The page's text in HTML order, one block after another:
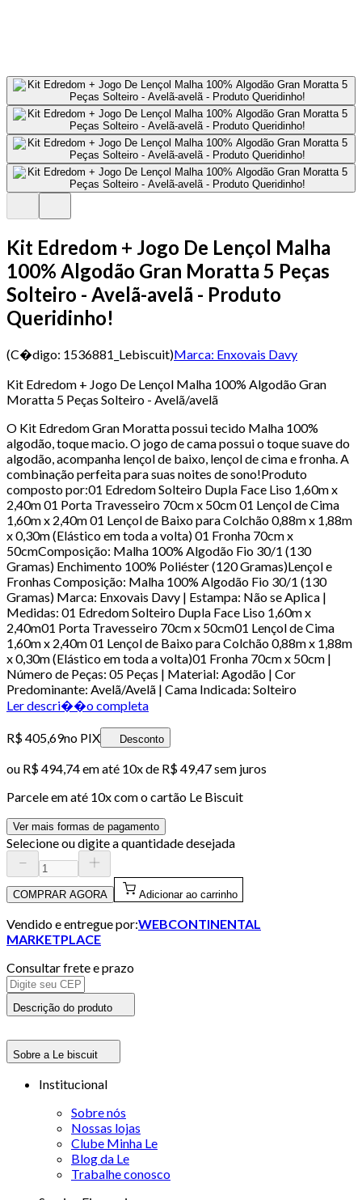
Kit Edredom + Jogo De Lençol Malha
100% Algodão Gran Moratta 5 Peças
Solteiro - Avelã-avelã - Produto
Queridinho!
(C�digo: 1536881_Lebiscuit)Marca: Enxovais Davy
Kit Edredom + Jogo De Lençol Malha 100% Algodão Gran
Moratta 5 Peças Solteiro - Avelã/avelã
O Kit Edredom Gran Moratta possui tecido Malha 100%
algodão, toque macio. O jogo de cama possui o toque suave do
algodão, acompanha lençol de baixo, lençol de cima e fronha. A
combinação perfeita para suas noites de sono!Produto
composto por:01 Edredom Solteiro Dupla Face Liso 1,60m x
2,40m 01 Porta Travesseiro 70cm x 50cm 01 Lençol de Cima
1,60m x 2,40m 01 Lençol de Baixo para Colchão 0,88m x 1,88m
x 0,30m (Elástico em toda a volta) 01 Fronha 70cm x
50cmComposição: Malha 100% Algodão Fio 30/1 (130
Gramas) Enchimento 100% Poliéster (120 Gramas)Lençol e
Fronhas Composição: Malha 100% Algodão Fio 30/1 (130
Gramas) Marca: Enxovais Davy | Estampa: Não se Aplica |
Medidas: 01 Edredom Solteiro Dupla Face Liso 1,60m x
2,40m01 Porta Travesseiro 70cm x 50cm01 Lençol de Cima
1,60m x 2,40m 01 Lençol de Baixo para Colchão 0,88m x 1,88m
x 0,30m (Elástico em toda a volta)01 Fronha 70cm x 50cm |
Número de Peças: 05 Peças | Material: Agodão | Cor
Predominante: Avelã/Avelã | Cama Indicada: Solteiro
Ler descri��o completa
R$ 405,69no PIX Desconto
ou R$ 494,74em até 10x de R$ 49,47 sem juros
Parcele em até 10x com o cartão Le Biscuit
Ver mais formas de pagamento
Selecione ou digite a quantidade desejada
COMPRAR AGORA Adicionar ao carrinho
Vendido e entregue por:WEBCONTINENTAL
MARKETPLACE
Consultar frete e prazo
Descrição do produto
Sobre a Le biscuit
Institucional
Sobre nós
Nossas lojas
Clube Minha Le
Blog da Le
Trabalhe conosco